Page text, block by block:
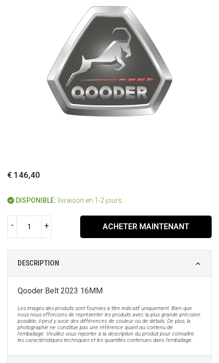
€ 146,40
DISPONIBLE: livraison en 1-2 jours
- + ACHETER MAINTENANT
DESCRIPTION
Qooder Belt 2023 16MM
Les images des produits sont fournies à titre indicatif uniquement. Bien que
nous nous efforcions de représenter les produits avec la plus grande précision
possible, il peut y avoir des différences de couleur ou de détails. De plus, la
photographie ne constitue pas une référence quant au contenu de
l'emballage. Veuillez vous reporter à la description du produit pour connaître
les caractéristiques techniques et les quantités contenues dans l'emballage.